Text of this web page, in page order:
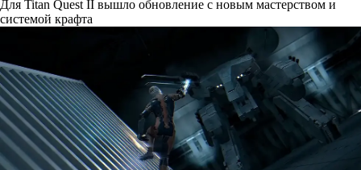
Для Titan Quest II вышло обновление с новым мастерством и
системой крафта